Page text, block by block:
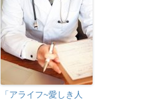
「アライフ~愛しき人